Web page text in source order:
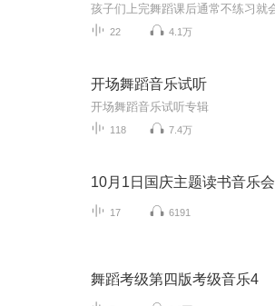
22 4.1万
开场舞蹈音乐试听
开场舞蹈音乐试听专辑
118 7.4万
10月1日国庆主题读书音乐会
17 6191
舞蹈考级第四版考级音乐4